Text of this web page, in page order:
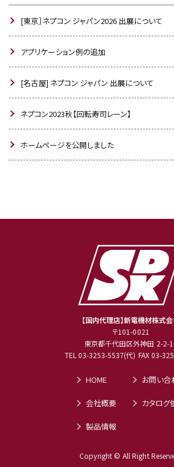
[東京］ネプコン ジャパン2026 出展について
アプリケーション例の追加
[名古屋] ネプコン ジャパン 出展について
ネプコン2023秋【回転寿司レーン】
ホームページを公開しました
【国内代理店】新電機材株式
〒101-0021
東京都千代田区外神田 2-2-
TEL03-3253-5537(代) FAX 03-
HOME
会社概要
製品情報
お問い合
カタログ
Copyright © All Right